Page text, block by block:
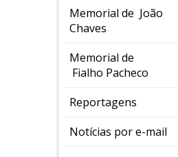
Memorial de João
Chaves
Memorial de
Fialho Pacheco
Reportagens
Notícias por e-mail